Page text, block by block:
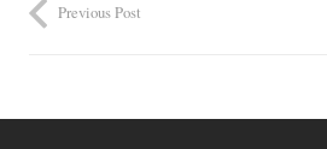
Previous Post